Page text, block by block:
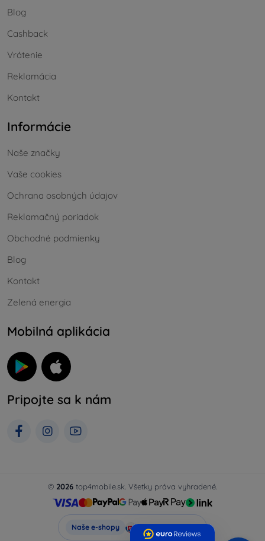
Blog
Cashback
Vrátenie
Reklamácia
Kontakt
Informácie
Naše značky
Vaše cookies
Ochrana osobných údajov
Reklamačný poriadok
Obchodné podmienky
Blog
Kontakt
Zelená energia
Mobilná aplikácia
Pripojte sa k nám
© 2026 top4mobile.sk. Všetky práva vyhradené.
Naše e-shopy Top4Mobile.sk